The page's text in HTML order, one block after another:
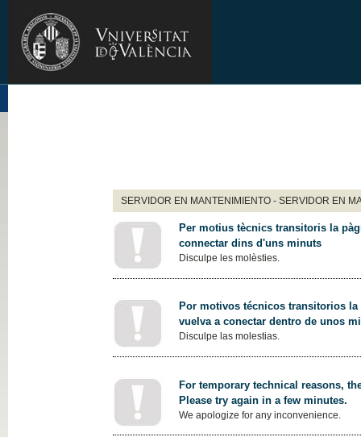
SERVIDOR EN MANTENIMIENTO - SERVIDOR EN
Per motius tècnics transitoris la
connectar dins d'uns minuts
Disculpe les molèsties.
Por motivos técnicos transitorios
vuelva a conectar dentro de unos
Disculpe las molestias.
For temporary technical reasons,
Please try again in a few minutes.
We apologize for any inconvenience.